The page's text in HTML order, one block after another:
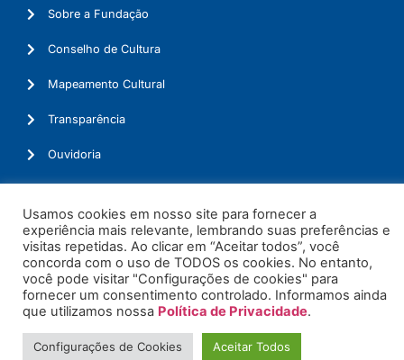
Sobre a Fundação
Conselho de Cultura
Mapeamento Cultural
Transparência
Ouvidoria
© 2026. Todos os Direitos Reservados.
Usamos cookies em nosso site para fornecer a
experiência mais relevante, lembrando suas preferências e
visitas repetidas. Ao clicar em “Aceitar todos”, você
concorda com o uso de TODOS os cookies. No entanto,
você pode visitar "Configurações de cookies" para
fornecer um consentimento controlado. Informamos ainda
que utilizamos nossa Política de Privacidade.
Configurações de Cookies Aceitar Todos